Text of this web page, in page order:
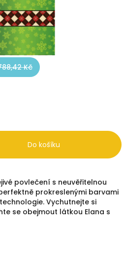
Kč
Do košíku
povlečení s neuvěřitelnou
prokreslenými barvami
Vychutnejte si
se obejmout látkou Elana s